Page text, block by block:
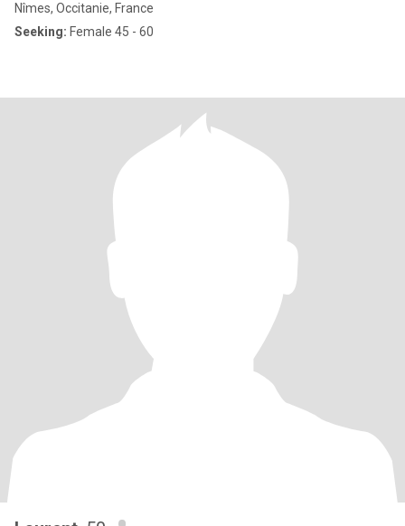
Nîmes, Occitanie, France
Seeking: Female 45 - 60